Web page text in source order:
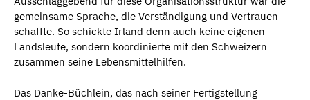
gemeinsame Sprache, die Verständigung und Vertrauen
schaffte. So schickte Irland denn auch keine eigenen
Landsleute, sondern koordinierte mit den Schweizern
zusammen seine Lebensmittelhilfen.
Das Danke-Büchlein, das nach seiner Fertigstellung